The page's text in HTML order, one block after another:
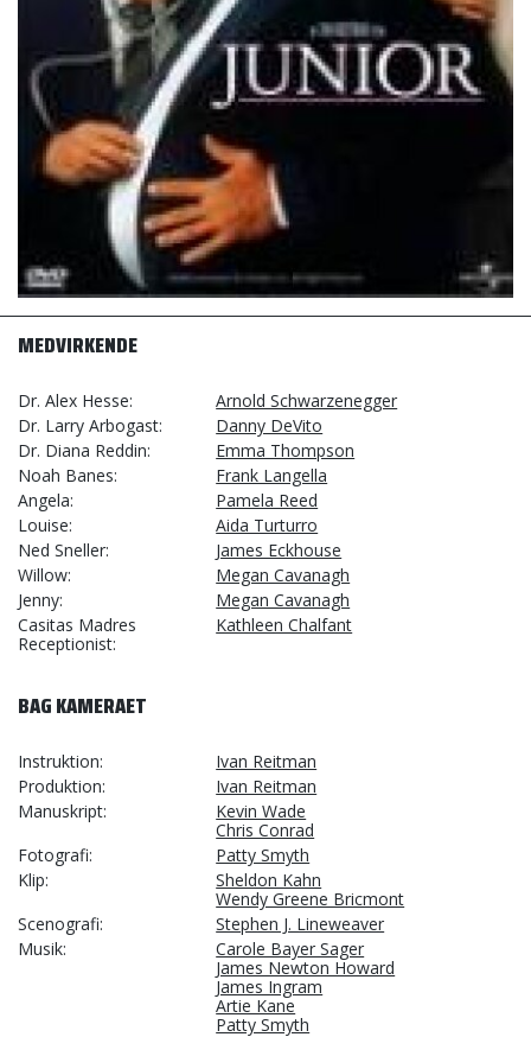
MEDVIRKENDE
Dr. Alex Hesse
Arnold Schwarzenegger
Dr. Larry Arbogast
Danny DeVito
Dr. Diana Reddin
Emma Thompson
Noah Banes
Frank Langella
Angela
Pamela Reed
Louise
Aida Turturro
Ned Sneller
James Eckhouse
Willow
Megan Cavanagh
Jenny
Megan Cavanagh
Casitas Madres
Receptionist
Kathleen Chalfant
BAG KAMERAET
Instruktion
Ivan Reitman
Produktion
Ivan Reitman
Manuskript
Kevin Wade
Chris Conrad
Fotografi
Patty Smyth
Klip
Sheldon Kahn
Wendy Greene Bricmont
Scenografi
Stephen J. Lineweaver
Musik
Carole Bayer Sager
James Newton Howard
James Ingram
Artie Kane
Patty Smyth